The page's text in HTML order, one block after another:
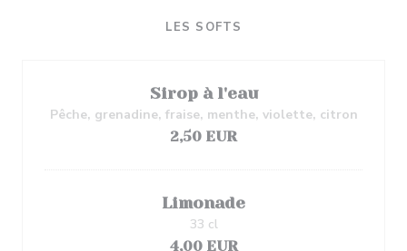
LES SOFTS
Sirop à l'eau
Pêche, grenadine, fraise, menthe, violette, citron
2,50 EUR
Limonade
4,00 EUR
33 cl